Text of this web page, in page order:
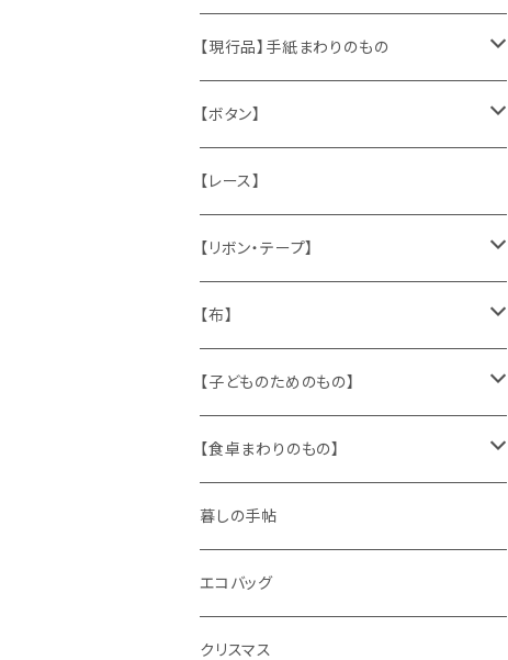
くま、テディベア
うさぎ
キャラクター
ピノキオ
ヴィンテージファブリック
ハンドメイド製品
お部屋に飾るもの
メタル製品
缶、箱
陶磁器
文房具
木製品
ミニチュア、ドールハウス
ポストカード、カレンダー
マッチラベル、食品ラベル
蔵書票、荷札、ビュバー、伝票
シール、ステッカー、クロモス
袋、箱、ナプキン、コースター
パズル、ゲーム
古本、古雑誌、古えほん
古レコード
古せっけん
ラッピングペーパー、壁紙
伝票、タグ、シール
袋、ラッピングペーパー
ひも、テープ
【現行品】手紙まわりのもの
封筒、ポストカード
切手
スタンプ
文房具
【ボタン】
木
貝
メタル
ガラス
プラスチック
紙
【レース】
【リボン・テープ】
チロルテープ・イニシャルテープ
トリム
ワッペン
【布】
キッチンクロス、ナプキン
ニット
布地
【子どものためのもの】
身に着けるもの
【食卓まわりのもの】
ガラス
花びん
小物入れ
陶磁器
カップアンドソーサー
木製品
暮しの手帖
エコバッグ
クリスマス